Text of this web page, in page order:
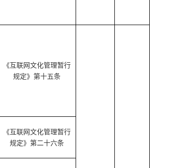
《互联网文化管理暂行
规定》第十五条
《互联网文化管理暂行
规定》第二十六条